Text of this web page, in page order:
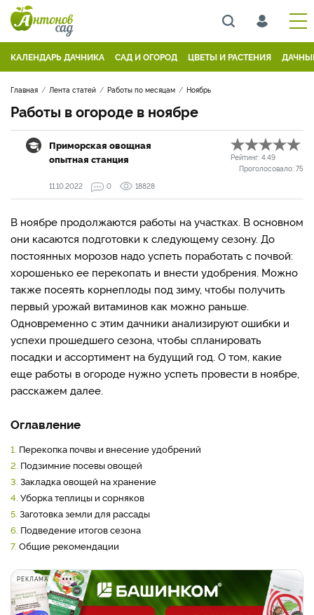
КАЛЕНДАРЬ ДАЧНИКА САД И ОГОРОД ЦВЕТЫ И РАСТЕНИЯ
Главная Лента статей Работы по месяцам Ноябрь
Работы в огороде в ноябре
Приморская овощная
опытная станция
Рейтинг: 4.49
Проголосовало: 75
11.10.2022
0 18828
В ноябре продолжаются работы на участках. В основном
они касаются подготовки к следующему сезону. До
постоянных морозов надо успеть поработать с почвой:
хорошенько ее перекопать и внести удобрения. Можно
также посеять корнеплоды под зиму, чтобы получить
первый урожай витаминов как можно раньше.
Одновременно с этим дачники анализируют ошибки и
успехи прошедшего сезона, чтобы спланировать
посадки и ассортимент на будущий год. О том, какие
еще работы в огороде нужно успеть провести в ноябре,
расскажем далее.
Оглавление
1. Перекопка почвы и внесение удобрений
2. Подзимние посевы овощей
3. Закладка овощей на хранение
4. Уборка теплицы и сорняков
5. Заготовка земли для рассады
6. Подведение итогов сезона
7. Общие рекомендации
РЕКЛАМА